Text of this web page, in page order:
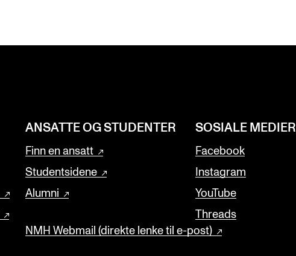
ANSATTE OG STUDENTER
Finn en ansatt
Studentsidene
Alumni
NMH Webmail (direkte lenke til e-post)
SOSIALE MEDIER
Facebook
Instagram
YouTube
Threads